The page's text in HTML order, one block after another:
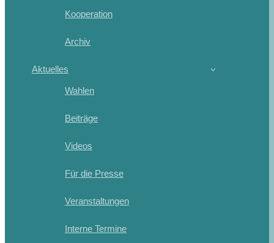
Kooperation
Archiv
Aktuelles
Wahlen
Beiträge
Videos
Für die Presse
Veranstaltungen
Interne Termine